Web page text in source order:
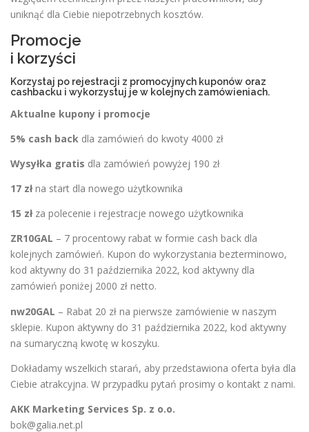
uniknąć dla Ciebie niepotrzebnych kosztów.
Promocje
i korzyści
Korzystaj po rejestracji z promocyjnych kuponów oraz
cashbacku i wykorzystuj je w kolejnych zamówieniach.
Aktualne kupony i promocje
5% cash back dla zamówień do kwoty 4000 zł
Wysyłka gratis dla zamówień powyżej 190 zł
17 złna start dla nowego użytkownika
15 złza polecenie i rejestracje nowego użytkownika
ZR10GAL – 7 procentowy rabat w formie cash back dla
kolejnych zamówień. Kupon do wykorzystania bezterminowo,
kod aktywny do 31 października 2022, kod aktywny dla
zamówień poniżej 2000 zł netto.
nw20GAL – Rabat 20 zł na pierwsze zamówienie w naszym
sklepie. Kupon aktywny do 31 października 2022, kod aktywny
na sumaryczną kwotę w koszyku.
Dokładamy wszelkich starań, aby przedstawiona oferta była dla
Ciebie atrakcyjna. W przypadku pytań prosimy o kontakt z nami.
AKK Marketing Services Sp. z o.o.
bok@galia.net.pl